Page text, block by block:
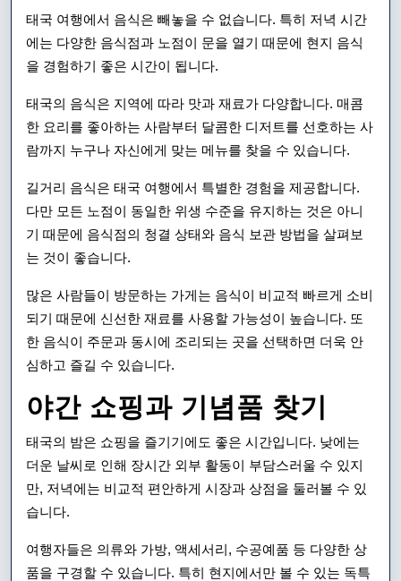
태국 여행에서 음식은 빼놓을 수 없습니다. 특히 저녁 시간
에는 다양한 음식점과 노점이 문을 열기 때문에 현지 음식
을 경험하기 좋은 시간이 됩니다.
태국의 음식은 지역에 따라 맛과 재료가 다양합니다. 매콤
한 요리를 좋아하는 사람부터 달콤한 디저트를 선호하는 사
람까지 누구나 자신에게 맞는 메뉴를 찾을 수 있습니다.
길거리 음식은 태국 여행에서 특별한 경험을 제공합니다.
다만 모든 노점이 동일한 위생 수준을 유지하는 것은 아니
기 때문에 음식점의 청결 상태와 음식 보관 방법을 살펴보
는 것이 좋습니다.
많은 사람들이 방문하는 가게는 음식이 비교적 빠르게 소비
되기 때문에 신선한 재료를 사용할 가능성이 높습니다. 또
한 음식이 주문과 동시에 조리되는 곳을 선택하면 더욱 안
심하고 즐길 수 있습니다.
야간 쇼핑과 기념품 찾기
태국의 밤은 쇼핑을 즐기기에도 좋은 시간입니다. 낮에는
더운 날씨로 인해 장시간 외부 활동이 부담스러울 수 있지
만, 저녁에는 비교적 편안하게 시장과 상점을 둘러볼 수 있
습니다.
여행자들은 의류와 가방, 액세서리, 수공예품 등 다양한 상
품을 구경할 수 있습니다. 특히 현지에서만 볼 수 있는 독특